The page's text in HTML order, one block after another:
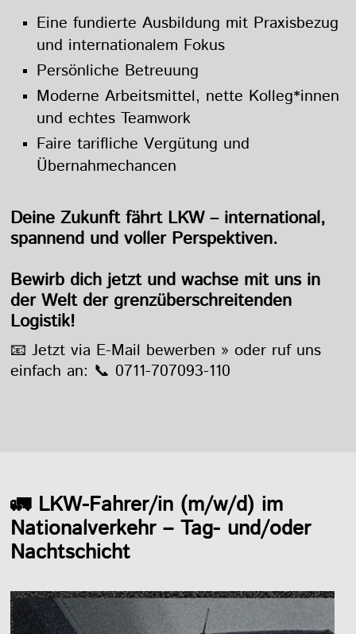
Eine fundierte Ausbildung mit Praxisbezug
und internationalem Fokus
Persönliche Betreuung
Moderne Arbeitsmittel, nette Kolleg*innen
und echtes Teamwork
Faire tarifliche Vergütung und
Übernahmechancen
Deine Zukunft fährt LKW – international,
spannend und voller Perspektiven.
Bewirb dich jetzt und wachse mit uns in
der Welt der grenzüberschreitenden
Logistik!
📧 Jetzt via E-Mail bewerben » oder ruf uns
einfach an: 📞 0711-707093-110
🚛 LKW-Fahrer/in (m/w/d) im
Nationalverkehr – Tag- und/oder
Nachtschicht